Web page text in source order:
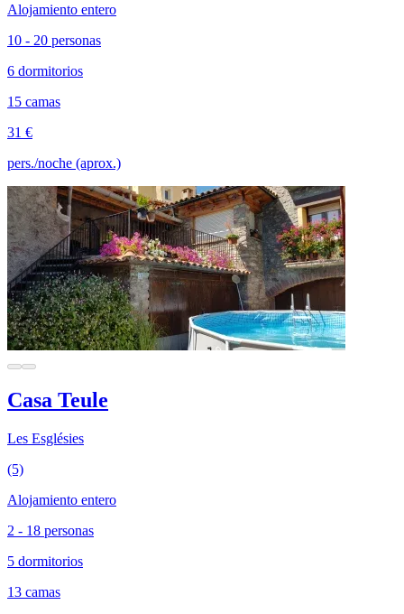
Alojamiento entero
10 - 20 personas
6 dormitorios
15 camas
31 €
pers./noche (aprox.)
Casa Teule
Les Esglésies
(5)
Alojamiento entero
2 - 18 personas
5 dormitorios
13 camas